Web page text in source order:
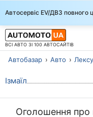
Автосервіс EV/ДВЗ повного
ВСІ АВТО ЗІ 100 АВТОСАЙТІВ
Автобазар Авто
Ізмаїл
Оголошення